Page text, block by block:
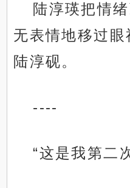
陆淳瑛把情
无表情地移过
陆淳砚。
----
“这是我第二